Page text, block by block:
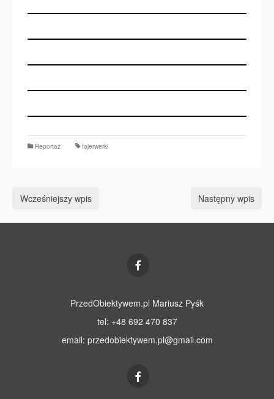
Reportaż fajerwerki
Wcześniejszy wpis Następny wpis
PrzedObiektywem.pl Mariusz Pyśk
tel: +48 692 470 837
email: przedobiektywem.pl@gmail.com